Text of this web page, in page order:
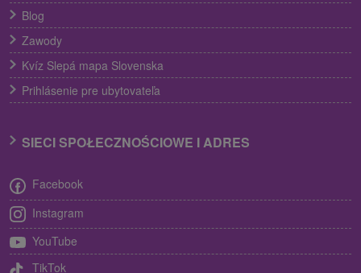
Blog
Zawody
Kvíz Slepá mapa Slovenska
Prihlásenie pre ubytovateľa
SIECI SPOŁECZNOŚCIOWE I ADRES
Facebook
Instagram
YouTube
TikTok